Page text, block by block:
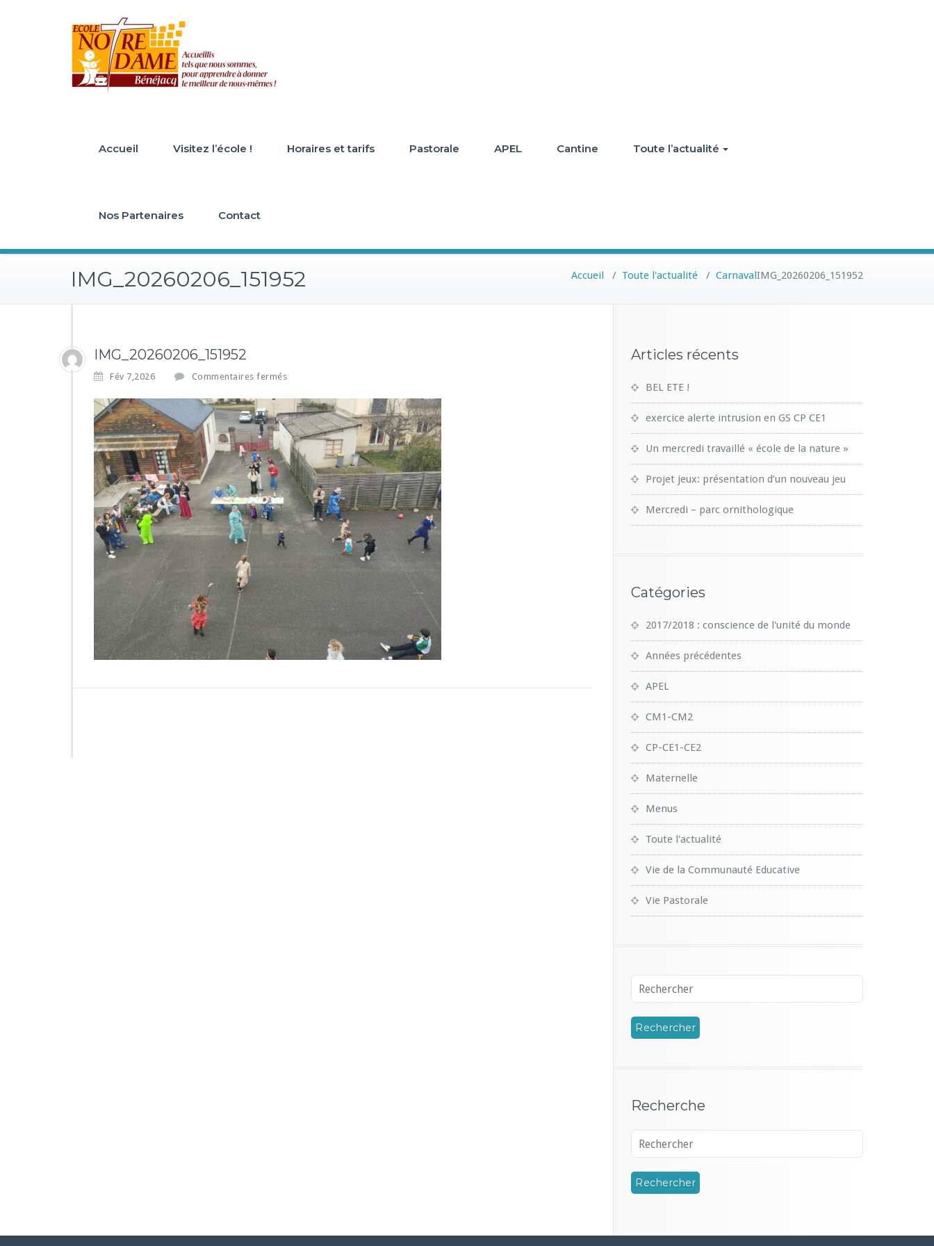
Accueil Visitez l’école ! Horaires et tarifs Pastorale APEL Cantine Toute l’actualité
Nos Partenaires Contact
IMG_20260206_151952 Accueil / Toute l'actualité / CarnavalIMG_20260206_151952
IMG_20260206_151952
Fév 7,2026 Commentaires fermés
I
M
G
_
2
2
0
9
Articles récents
BEL ETE !
exercice alerte intrusion en GS CP CE1
Un mercredi travaillé « école de la nature »
Projet jeux: présentation d’un nouveau jeu
Mercredi – parc ornithologique
Catégories
2017/2018 : conscience de l'unité du monde
Années précédentes
APEL
CM1-CM2
CP-CE1-CE2
Maternelle
Menus
Toute l'actualité
Vie de la Communauté Educative
Vie Pastorale
Recherche